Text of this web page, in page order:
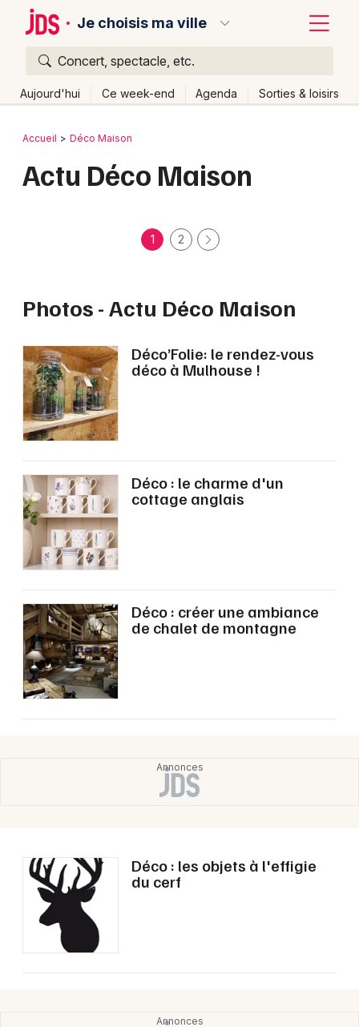
Je choisis ma ville
Concert, spectacle, etc.
Aujourd'hui Ce week-end Agenda Sorties & loisirs
Publier un événement
Grands événements
Manifestations
Foires & salons
Spectacles
Concerts
Soirées
Sorties famille
Sorties & loisirs
Newsletter des sorties
Bordeaux
Marseille
Montpellier
Nantes
Nice
Paris
Strasbourg
Toulouse
Toutes les villes
Retour
Accueil Déco Maison
Actu Déco Maison
1 2
Photos - Actu Déco Maison
Déco’Folie: le rendez-vous
déco à Mulhouse !
Déco : le charme d'un
cottage anglais
Déco : créer une ambiance
de chalet de montagne
Déco : les objets à l'effigie
du cerf
Quoi ?
Où ?
Quand ?